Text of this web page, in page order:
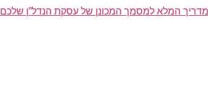
המלא למסמך המכונן של עסקת הנדל”ן שלכם